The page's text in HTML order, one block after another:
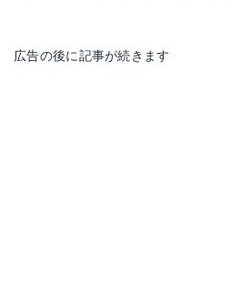
広告の後に記事が続きます